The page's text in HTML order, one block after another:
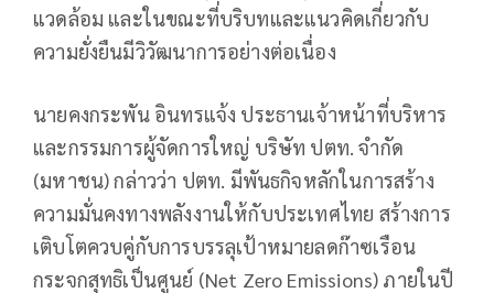
แวดล้อม และในขณะที่บริบทและแนวคิดเกี่ยวกับ
ความยั่งยืนมีวิวัฒนาการอย่างต่อเนื่อง
นายคงกระพัน อินทรแจ้ง ประธานเจ้าหน้าที่บริหาร
และกรรมการผู้จัดการใหญ่ บริษัท ปตท. จำกัด
(มหาชน) กล่าวว่า ปตท. มีพันธกิจหลักในการสร้าง
ความมั่นคงทางพลังงานให้กับประเทศไทย สร้างการ
เติบโตควบคู่กับการบรรลุเป้าหมายลดก๊าซเรือน
กระจกสุทธิเป็นศูนย์ (Net Zero Emissions) ภายในปี